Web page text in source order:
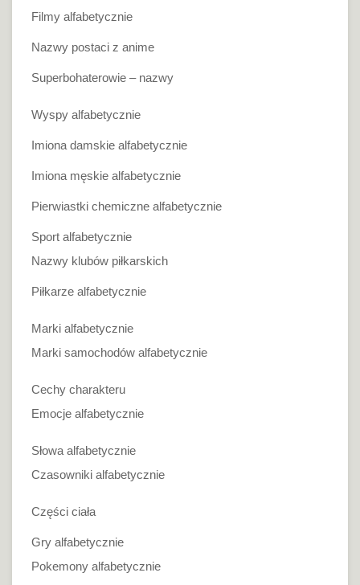
Filmy alfabetycznie
Nazwy postaci z anime
Superbohaterowie – nazwy
Wyspy alfabetycznie
Imiona damskie alfabetycznie
Imiona męskie alfabetycznie
Pierwiastki chemiczne alfabetycznie
Sport alfabetycznie
Nazwy klubów piłkarskich
Piłkarze alfabetycznie
Marki alfabetycznie
Marki samochodów alfabetycznie
Cechy charakteru
Emocje alfabetycznie
Słowa alfabetycznie
Czasowniki alfabetycznie
Części ciała
Gry alfabetycznie
Pokemony alfabetycznie